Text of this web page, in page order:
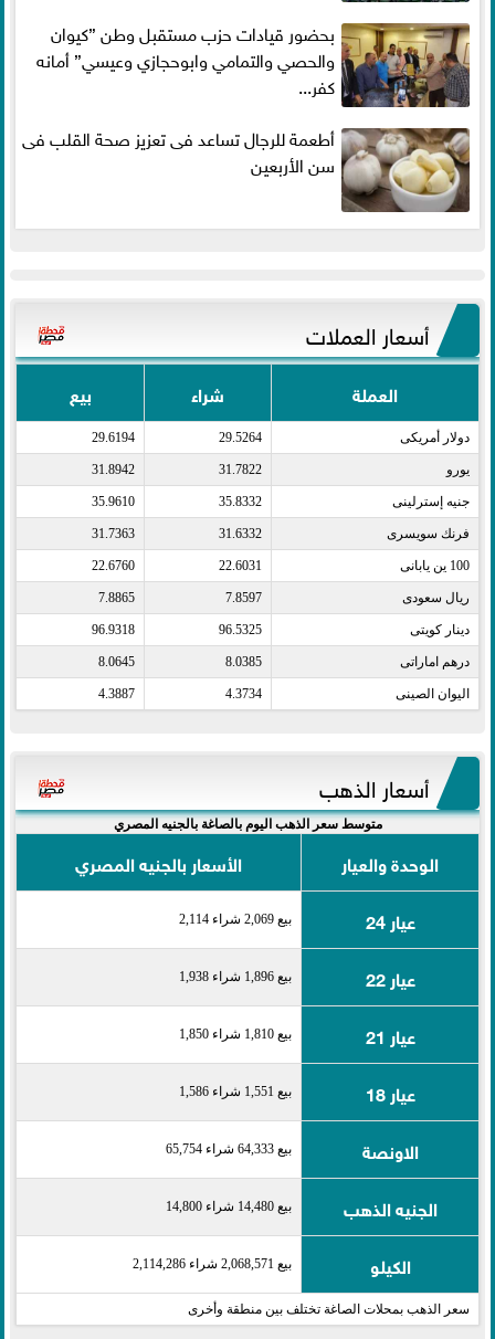
بحضور قيادات حزب مستقبل وطن ”كيوان
والحصي والتمامي وابوحجازي وعيسي” أمانه
كفر...
أطعمة للرجال تساعد فى تعزيز صحة القلب فى
سن الأربعين
أسعار العملات
العملة شراء بيع
دولار أمريكى​ 29.5264
29.6194
يورو​ 31.7822
31.8942
جنيه إسترلينى​ 35.8332
35.9610
فرنك سويسرى​ 31.6332
31.7363
100 ين يابانى​ 22.6031
22.6760
ريال سعودى​ 7.8597
7.8865
دينار كويتى​ 96.5325
96.9318
درهم اماراتى​ 8.0385
8.0645
اليوان الصينى​ 4.3734
4.3887
أسعار الذهب
متوسط سعر الذهب اليوم بالصاغة بالجنيه المصري
الوحدة والعيار
الأسعار بالجنيه المصري
عيار 24
بيع 2,069 شراء 2,114
عيار 22 بيع 1,896 شراء 1,938
عيار 21 بيع 1,810 شراء 1,850
عيار 18 بيع 1,551 شراء 1,586
الاونصة بيع 64,333 شراء 65,754
الجنيه الذهب بيع 14,480 شراء 14,800
الكيلو بيع 2,068,571 شراء 2,114,286
سعر الذهب بمحلات الصاغة تختلف بين منطقة وأخرى